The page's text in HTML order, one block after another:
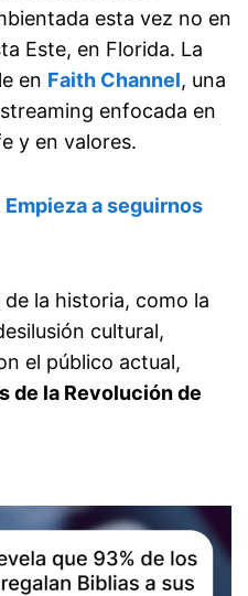
esta vez no en
Este, en Florida. La
en Faith Channel, una
enfocada en
y en valores.
Empieza a seguirnos
la historia, como la
cultural,
el público actual,
de la Revolución de